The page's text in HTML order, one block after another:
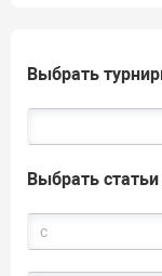
Выбрать
Выбрать статьи